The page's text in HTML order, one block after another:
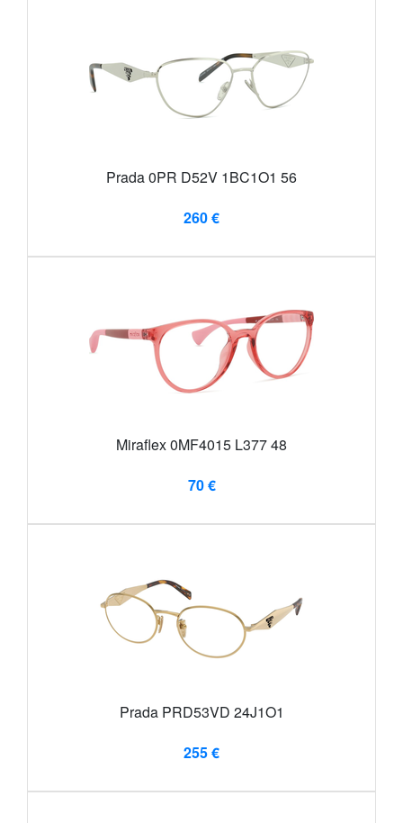
Prada 0PR D52V 1BC1O1 56
260 €
Miraflex 0MF4015 L377 48
70 €
Prada PRD53VD 24J1O1
255 €